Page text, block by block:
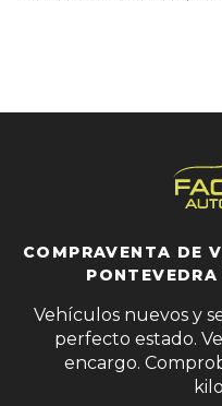
COMPRAVENTA DE
Vehículos nuevos y
perfecto estado.
encargo.